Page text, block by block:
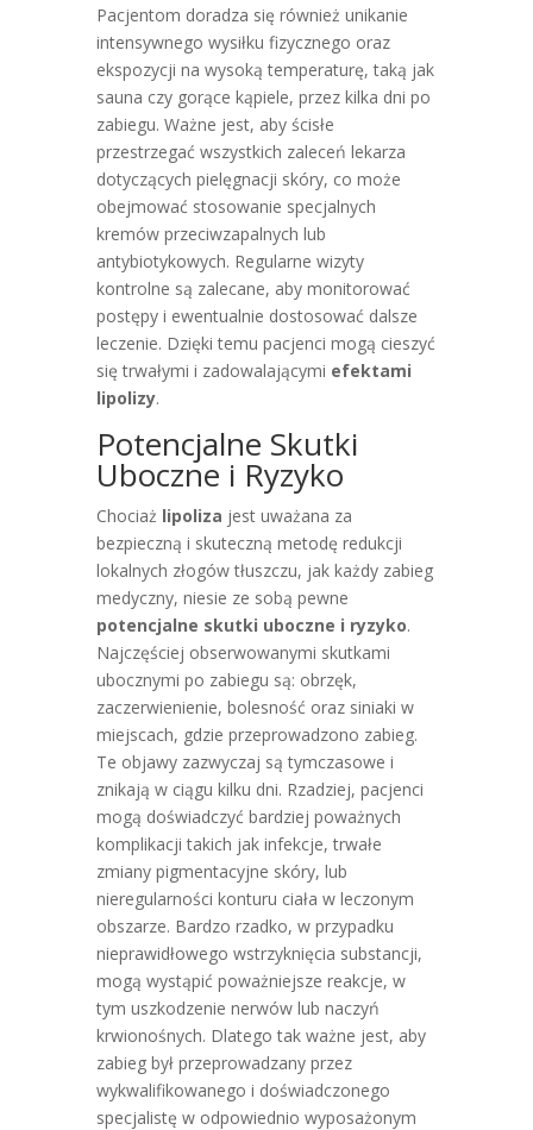
Pacjentom doradza się również unikanie
intensywnego wysiłku fizycznego oraz
ekspozycji na wysoką temperaturę, taką jak
sauna czy gorące kąpiele, przez kilka dni po
zabiegu. Ważne jest, aby ścisłe
przestrzegać wszystkich zaleceń lekarza
dotyczących pielęgnacji skóry, co może
obejmować stosowanie specjalnych
kremów przeciwzapalnych lub
antybiotykowych. Regularne wizyty
kontrolne są zalecane, aby monitorować
postępy i ewentualnie dostosować dalsze
leczenie. Dzięki temu pacjenci mogą cieszyć
się trwałymi i zadowalającymi efektami
lipolizy.
Potencjalne Skutki
Uboczne i Ryzyko
Chociaż lipoliza jest uważana za
bezpieczną i skuteczną metodę redukcji
lokalnych złogów tłuszczu, jak każdy zabieg
medyczny, niesie ze sobą pewne
potencjalne skutki uboczne i ryzyko.
Najczęściej obserwowanymi skutkami
ubocznymi po zabiegu są: obrzęk,
zaczerwienienie, bolesność oraz siniaki w
miejscach, gdzie przeprowadzono zabieg.
Te objawy zazwyczaj są tymczasowe i
znikają w ciągu kilku dni. Rzadziej, pacjenci
mogą doświadczyć bardziej poważnych
komplikacji takich jak infekcje, trwałe
zmiany pigmentacyjne skóry, lub
nieregularności konturu ciała w leczonym
obszarze. Bardzo rzadko, w przypadku
nieprawidłowego wstrzyknięcia substancji,
mogą wystąpić poważniejsze reakcje, w
tym uszkodzenie nerwów lub naczyń
krwionośnych. Dlatego tak ważne jest, aby
zabieg był przeprowadzany przez
wykwalifikowanego i doświadczonego
specjalistę w odpowiednio wyposażonym